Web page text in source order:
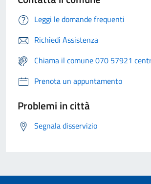
Leggi le domande frequenti
Richiedi Assistenza
Chiama il comune 070 57921
Prenota un appuntamento
Problemi in città
Segnala disservizio